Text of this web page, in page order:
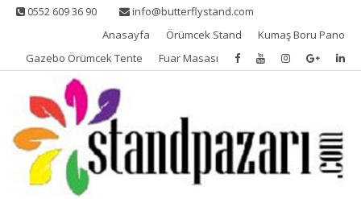
Skip 0552 609 36 90
info@butterflystand.com
Anasayfa
Örümcek Stand
Kumaş Boru Pano
Gazebo Örümcek Tente
Fuar Masası